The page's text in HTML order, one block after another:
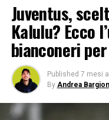
Juventus,
Kalulu? Ecco
bianconeri
Published 7 mesi
By Andrea